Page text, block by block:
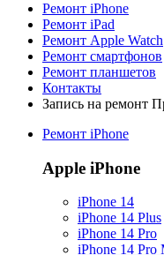
Ремонт iPhone
Ремонт iPad
Ремонт Apple Watch
Ремонт смартфонов
Ремонт планшетов
Контакты
Запись на ремонт
Ремонт iPhone
Apple iPhone
iPhone 14
iPhone 14 Plus
iPhone 14 Pro
iPhone 14 Pro